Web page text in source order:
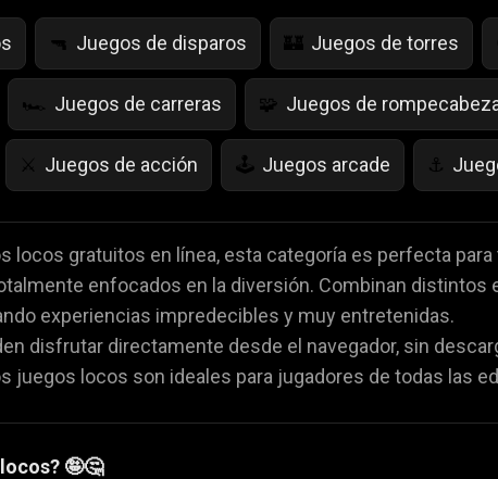
🔫 Juegos de disparos 🏰 Juegos de torres
🏎️ Juegos de carreras 🧩 Juegos de
⚔️ Juegos de acción 🕹️ Juegos arcade ⚓
🍇 Juegos de Frutas 💡 juegos de IQ 🌱
👻 Juegos de Miedo ♠️ Juegos de Cartas 👮
🚁 Juegos de volar 🐴 Juegos de animales ⚽
locos gratuitos en línea, esta categoría es perfecta
enfocados en la diversión. Combinan distintos
experiencias impredecibles y muy entretenidas.
disfrutar directamente desde el navegador, sin
juegos locos son ideales para jugadores de todas las
🤪🤔